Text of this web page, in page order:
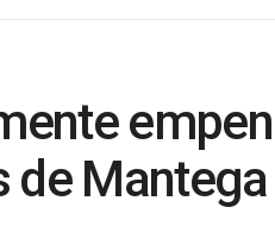
de Mantega